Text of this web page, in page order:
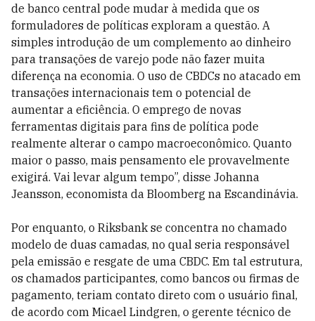
de banco central pode mudar à medida que os
formuladores de políticas exploram a questão. A
simples introdução de um complemento ao dinheiro
para transações de varejo pode não fazer muita
diferença na economia. O uso de CBDCs no atacado em
transações internacionais tem o potencial de
aumentar a eficiência. O emprego de novas
ferramentas digitais para fins de política pode
realmente alterar o campo macroeconômico. Quanto
maior o passo, mais pensamento ele provavelmente
exigirá. Vai levar algum tempo”, disse Johanna
Jeansson, economista da Bloomberg na Escandinávia.
Por enquanto, o Riksbank se concentra no chamado
modelo de duas camadas, no qual seria responsável
pela emissão e resgate de uma CBDC. Em tal estrutura,
os chamados participantes, como bancos ou firmas de
pagamento, teriam contato direto com o usuário final,
de acordo com Micael Lindgren, o gerente técnico de